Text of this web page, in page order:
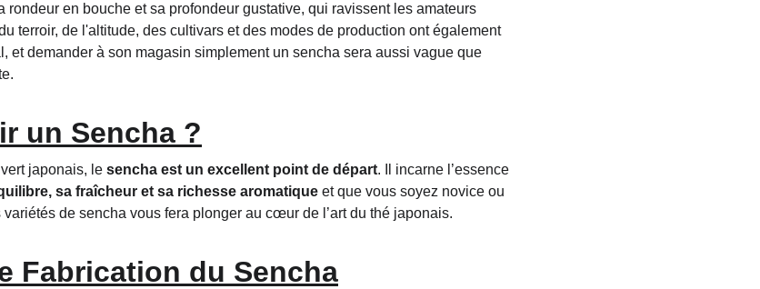
rondeur en bouche et sa profondeur gustative, qui ravissent les amateurs
terroir, de l'altitude, des cultivars et des modes de production ont également
et demander à son magasin simplement un sencha sera aussi vague que
un Sencha ?
japonais, le sencha est un excellent point de départ. Il incarne l’essence
sa fraîcheur et sa richesse aromatique et que vous soyez novice ou
de sencha vous fera plonger au cœur de l’art du thé japonais.
Fabrication du Sencha